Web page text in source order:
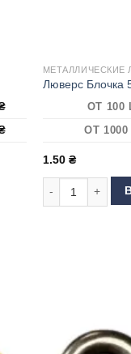
Темный никель
МЕТАЛЛИЧЕСКИЕ
Люверс Блочка
ОТ 100
ОТ
1.50 ₴
Количество